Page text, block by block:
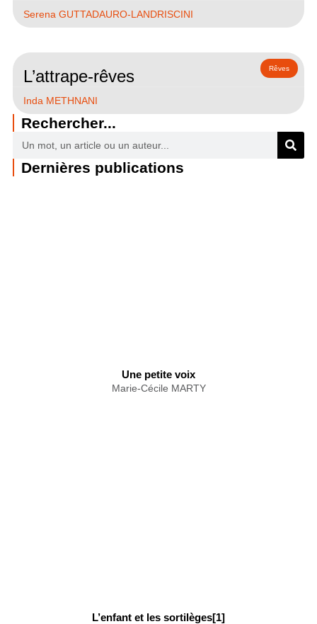
Serena GUTTADAURO-LANDRISCINI
Rêves
L’attrape-rêves
Inda METHNANI
Rechercher...
Dernières publications
Une petite voix
Marie-Cécile MARTY
L’enfant et les sortilèges[1]